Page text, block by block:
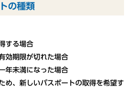
の種類
する場合
効期限が切れた場合
年未満になった場合
め、新しいパスポートの取得を希望す